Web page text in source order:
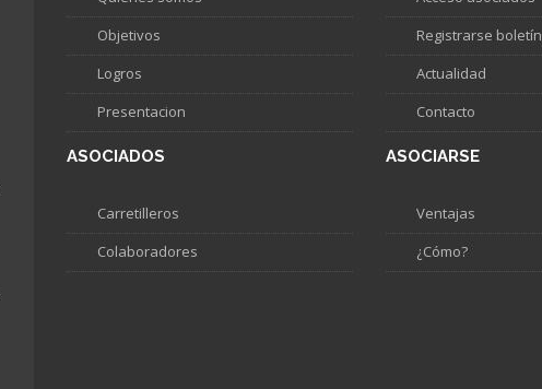
Objetivos
Logros
Presentacion
ASOCIADOS
Carretilleros
Colaboradores
Registrarse boletín
Actualidad
Contacto
ASOCIARSE
Ventajas
¿Cómo?